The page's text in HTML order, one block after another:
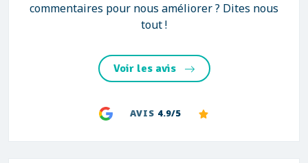
commentaires pour nous améliorer ? Dites nous
tout !
Voir les avis
AVIS 4.9/5